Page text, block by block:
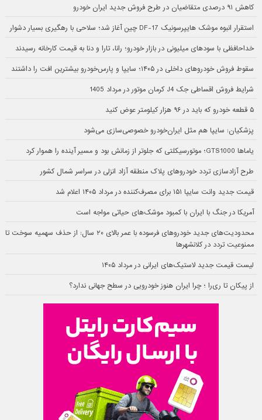
کاهش ۹۱ درصدی متقاضیان در طرح فروش جدید ایران خودرو
استقرار انبوه موشک هایپرسونیک DF-17 چین آغاز شد؛ سلاحی با رهگیری بسیار دشوار
خداحافظی با سودهای میلیونی در بازار خودرو؛ رانا، تارا و دنا به قیمت کارخانه رسیدند
سقوط فروش خودروهای داخلی در ۱۴۰۵؛ سایپا و پارس‌خودرو بیشترین افت را داشتند
شرایط فروش اقساطی جک J4 کرمان موتور در مرداد 1405
۵ قطعه خودرو که باید در ۹۶ هزار کیلومتر عوض کنید
پزشکیان: سایپا هم مثل ایران‌خودرو خصوصی‌سازی می‌شود
یاماها GTS1000؛ موتورسیکلتی که جلوتر از زمانش بود و مسیر آینده را هموار کرد
طرح آزادسازی تردد خودروهای پلاک منطقه آزاد انزلی در سراسر شمال کشور
قیمت جدید وانت سایپا ۱۵۱ برای مصرف‌کننده در مرداد ۱۴۰۵ اعلام شد
آمریکا در جنگ با ایران با کمبود موشک‌های حیاتی مواجه است
محدودیت‌های جدید خودروهای فرسوده با عمر بالای ۲۰ سال: از حذف سهمیه سوخت تا
ممنوعیت تردد در کلانشهرها
لیست قیمت جدید لاستیک‌های ایرانی در مرداد ۱۴۰۵
از پیکان تا ری‌را ؛ چرا ایران هنوز خودرویی در سطح جهانی ندارد؟